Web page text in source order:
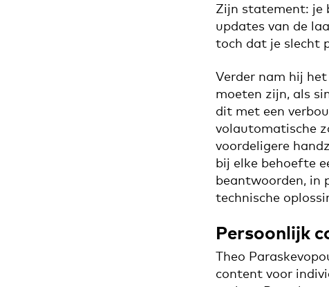
Zijn statement: je
updates van de
toch dat je slecht
Verder nam hij
moeten zijn, als
dit met een
volautomatische
voordeligere
bij elke behoefte
beantwoorden, in
technische
Persoonlijk
Theo
content voor